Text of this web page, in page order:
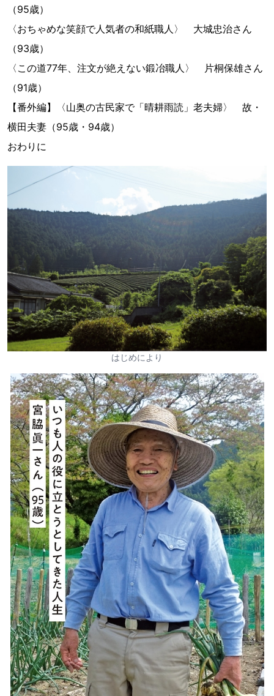
（95歳）
〈おちゃめな笑顔で人気者の和紙職人〉 大城忠治さん
（93歳）
〈この道77年、注文が絶えない鍛冶職人〉 片桐保雄さん
（91歳）
【番外編】〈山奥の古民家で「晴耕雨読」老夫婦〉 故・
横田夫妻（95歳・94歳）
おわりに
はじめにより